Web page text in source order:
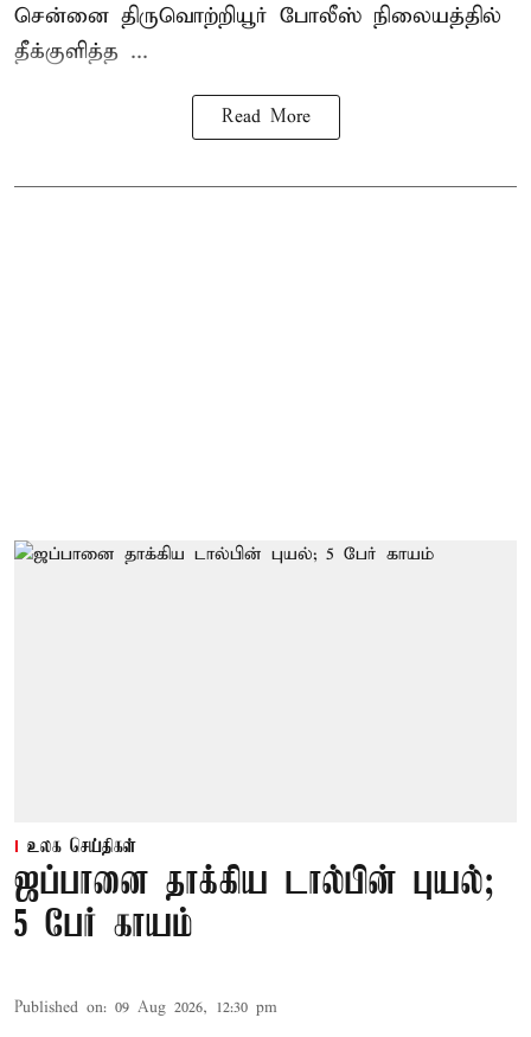
சென்னை திருவொற்றியூர் போலீஸ் நிலையத்தில்
தீக்குளித்த ...
Read More
உலக செய்திகள்
ஜப்பானை தாக்கிய டால்பின் புயல்;
5 பேர் காயம்
Published on: 09 Aug 2026, 12:30 pm